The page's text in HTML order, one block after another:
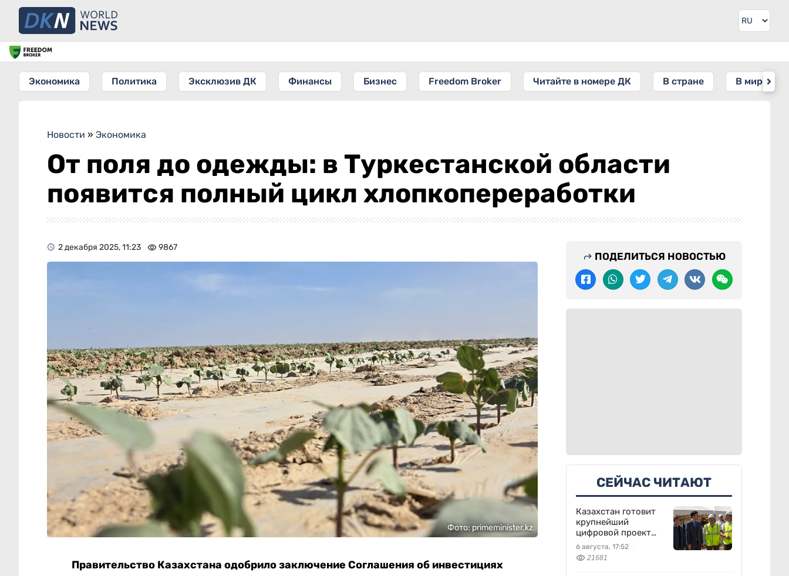
Экономика Политика Эксклюзив ДК Финансы Бизнес Freedom Broker Читайте в номере ДК В стране В мире
Новости » Экономика
От поля до одежды: в Туркестанской области
появится полный цикл хлопкопереработки
2 декабря 2025, 11:23 9867
Фото: primeminister.kz
Правительство Казахстана одобрило заключение Соглашения об инвестициях
ПОДЕЛИТЬСЯ НОВОСТЬЮ
СЕЙЧАС ЧИТАЮТ
Казахстан готовит
крупнейший
цифровой проект
между Европой и
Китаем
6 августа, 17:52
21681